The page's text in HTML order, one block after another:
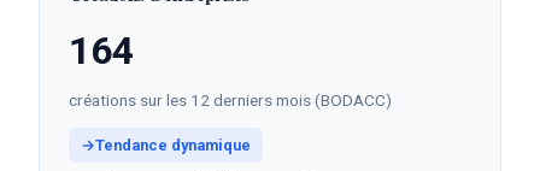
164
créations sur les 12 derniers mois (BODACC)
→Tendance dynamique